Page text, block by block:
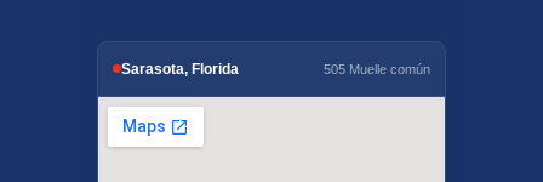
Sarasota, Florida 505 Muelle común